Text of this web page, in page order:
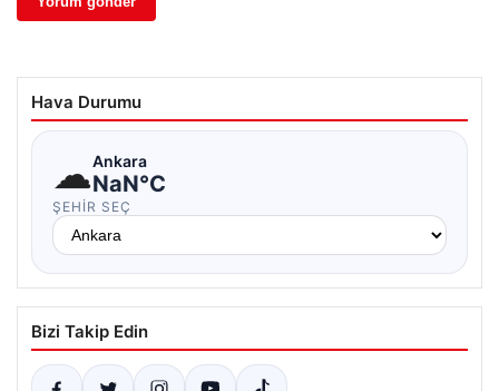
Hava Durumu
☁Ankara
NaN°C
ŞEHIR SEÇ
Bizi Takip Edin